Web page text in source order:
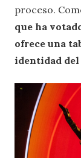
proceso.
que ha
ofrece una
identidad